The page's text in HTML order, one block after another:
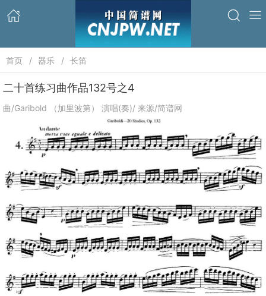
首页 器乐 长笛
二十首练习曲作品132号之4
曲/Garibold （加里波第） 演唱(奏)/ 来源/简谱网